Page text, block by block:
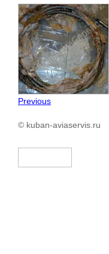
Previous
© kuban-aviaservis.ru